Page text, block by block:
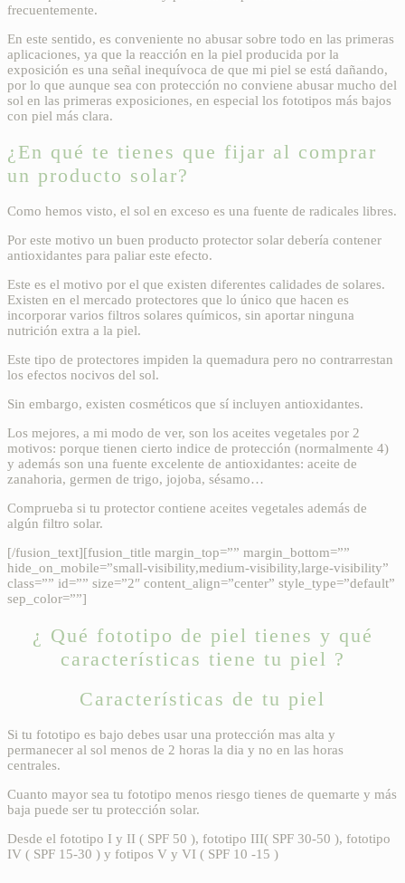
frecuentemente.
En este sentido, es conveniente no abusar sobre todo en las primeras
aplicaciones, ya que la reacción en la piel producida por la
exposición es una señal inequívoca de que mi piel se está dañando,
por lo que aunque sea con protección no conviene abusar mucho del
sol en las primeras exposiciones, en especial los fototipos más bajos
con piel más clara.
¿En qué te tienes que fijar al comprar
un producto solar?
Como hemos visto, el sol en exceso es una fuente de radicales libres.
Por este motivo un buen producto protector solar debería contener
antioxidantes para paliar este efecto.
Este es el motivo por el que existen diferentes calidades de solares.
Existen en el mercado protectores que lo único que hacen es
incorporar varios filtros solares químicos, sin aportar ninguna
nutrición extra a la piel.
Este tipo de protectores impiden la quemadura pero no contrarrestan
los efectos nocivos del sol.
Sin embargo, existen cosméticos que sí incluyen antioxidantes.
Los mejores, a mi modo de ver, son los aceites vegetales por 2
motivos: porque tienen cierto indice de protección (normalmente 4)
y además son una fuente excelente de antioxidantes: aceite de
zanahoria, germen de trigo, jojoba, sésamo…
Comprueba si tu protector contiene aceites vegetales además de
algún filtro solar.
[/fusion_text][fusion_title margin_top=”” margin_bottom=””
hide_on_mobile=”small-visibility,medium-visibility,large-visibility”
class=”” id=”” size=”2″ content_align=”center” style_type=”default”
sep_color=””]
¿ Qué fototipo de piel tienes y qué
características tiene tu piel ?
Características de tu piel
Si tu fototipo es bajo debes usar una protección mas alta y
permanecer al sol menos de 2 horas la dia y no en las horas
centrales.
Cuanto mayor sea tu fototipo menos riesgo tienes de quemarte y más
baja puede ser tu protección solar.
Desde el fototipo I y II ( SPF 50 ), fototipo III( SPF 30-50 ), fototipo
IV ( SPF 15-30 ) y fotipos V y VI ( SPF 10 -15 )